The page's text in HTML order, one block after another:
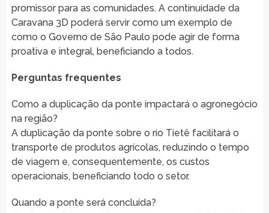
promissor para as comunidades. A continuidade da
Caravana 3D poderá servir como um exemplo de
como o Governo de São Paulo pode agir de forma
proativa e integral, beneficiando a todos.
Perguntas frequentes
Como a duplicação da ponte impactará o agronegócio
na região?
A duplicação da ponte sobre o rio Tietê facilitará o
transporte de produtos agrícolas, reduzindo o tempo
de viagem e, consequentemente, os custos
operacionais, beneficiando todo o setor.
Quando a ponte será concluída?